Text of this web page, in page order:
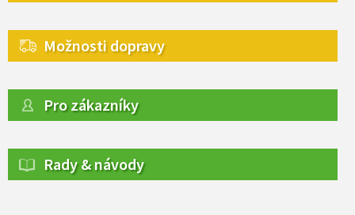
Možnosti dopravy
Pro zákazníky
Rady & návody